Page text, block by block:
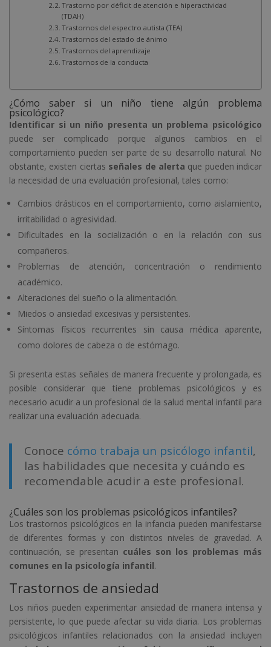
Trastorno por déficit de atención e hiperactividad
(TDAH)
Trastornos del espectro autista (TEA)
Trastornos del estado de ánimo
Trastornos del aprendizaje
Trastornos de la conducta
¿Cómo saber si un niño tiene algún problema
psicológico?
Identificar si un niño presenta un problema psicológico
puede ser complicado porque algunos cambios en el
comportamiento pueden ser parte de su desarrollo natural. No
obstante, existen ciertas señales de alerta que pueden indicar
la necesidad de una evaluación profesional, tales como:
Cambios drásticos en el comportamiento, como aislamiento,
irritabilidad o agresividad.
Dificultades en la socialización o en la relación con sus
compañeros.
Problemas de atención, concentración o rendimiento
académico.
Alteraciones del sueño o la alimentación.
Miedos o ansiedad excesivas y persistentes.
Síntomas físicos recurrentes sin causa médica aparente,
como dolores de cabeza o de estómago.
Si presenta estas señales de manera frecuente y prolongada, es
posible considerar que tiene problemas psicológicos y es
necesario acudir a un profesional de la salud mental infantil para
realizar una evaluación adecuada.
Conoce cómo trabaja un psicólogo infantil,
las habilidades que necesita y cuándo es
recomendable acudir a este profesional.
¿Cuáles son los problemas psicológicos infantiles?
Los trastornos psicológicos en la infancia pueden manifestarse
de diferentes formas y con distintos niveles de gravedad. A
continuación, se presentan cuáles son los problemas más
comunes en la psicología infantil.
Trastornos de ansiedad
Los niños pueden experimentar ansiedad de manera intensa y
persistente, lo que puede afectar su vida diaria. Los problemas
psicológicos infantiles relacionados con la ansiedad incluyen